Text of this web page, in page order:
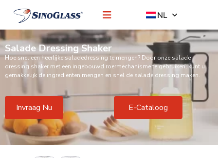
NL
Salade Dressing Shaker
Hoe snel een heerlijke saladedressing te mengen? Door onze salade
dressing shaker met een ingebouwd roermechanisme te gebruiken, kunt u
gemakkelijk de ingrediënten mengen en snel de salade dressing maken.
Invraag Nu E-Cataloog